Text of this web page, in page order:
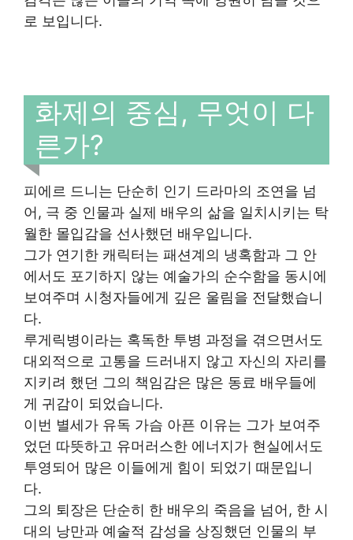
로 보입니다.
화제의 중심, 무엇이 다
른가?
피에르 드니는 단순히 인기 드라마의 조연을 넘
어, 극 중 인물과 실제 배우의 삶을 일치시키는 탁
월한 몰입감을 선사했던 배우입니다.
그가 연기한 캐릭터는 패션계의 냉혹함과 그 안
에서도 포기하지 않는 예술가의 순수함을 동시에
보여주며 시청자들에게 깊은 울림을 전달했습니
다.
루게릭병이라는 혹독한 투병 과정을 겪으면서도
대외적으로 고통을 드러내지 않고 자신의 자리를
지키려 했던 그의 책임감은 많은 동료 배우들에
게 귀감이 되었습니다.
이번 별세가 유독 가슴 아픈 이유는 그가 보여주
었던 따뜻하고 유머러스한 에너지가 현실에서도
투영되어 많은 이들에게 힘이 되었기 때문입니
다.
그의 퇴장은 단순히 한 배우의 죽음을 넘어, 한 시
대의 낭만과 예술적 감성을 상징했던 인물의 부